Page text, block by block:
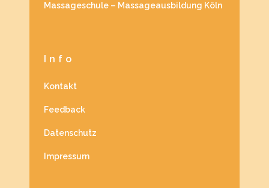
Massageschule – Massageausbildung Köln
Info
Kontakt
Feedback
Datenschutz
Impressum